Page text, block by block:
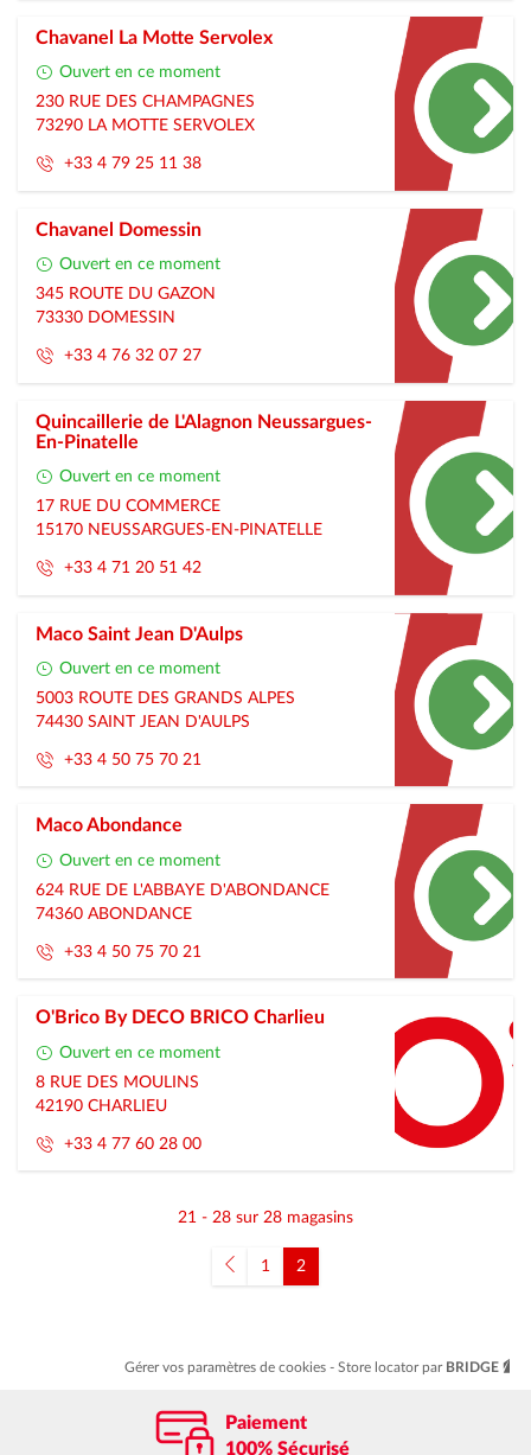
Puy-De-Dome
Rhone
Savoie
Chavanel La Motte Servolex
Ouvert en ce moment
230 RUE DES CHAMPAGNES
73290 LA MOTTE SERVOLEX
+33 4 79 25 11 38
Chavanel Domessin
Ouvert en ce moment
345 ROUTE DU GAZON
73330 DOMESSIN
+33 4 76 32 07 27
Quincaillerie de L'Alagnon Neussargues-
En-Pinatelle
Ouvert en ce moment
17 RUE DU COMMERCE
15170 NEUSSARGUES-EN-PINATELLE
+33 4 71 20 51 42
Maco Saint Jean D'Aulps
Ouvert en ce moment
5003 ROUTE DES GRANDS ALPES
74430 SAINT JEAN D'AULPS
+33 4 50 75 70 21
Maco Abondance
Ouvert en ce moment
624 RUE DE L'ABBAYE D'ABONDANCE
74360 ABONDANCE
+33 4 50 75 70 21
O'Brico By DECO BRICO Charlieu
Ouvert en ce moment
8 RUE DES MOULINS
42190 CHARLIEU
+33 4 77 60 28 00
21 - 28 sur 28 magasins
1 2
Gérer vos paramètres de cookies Store locator par BRIDGE
Paiement
100% Sécurisé